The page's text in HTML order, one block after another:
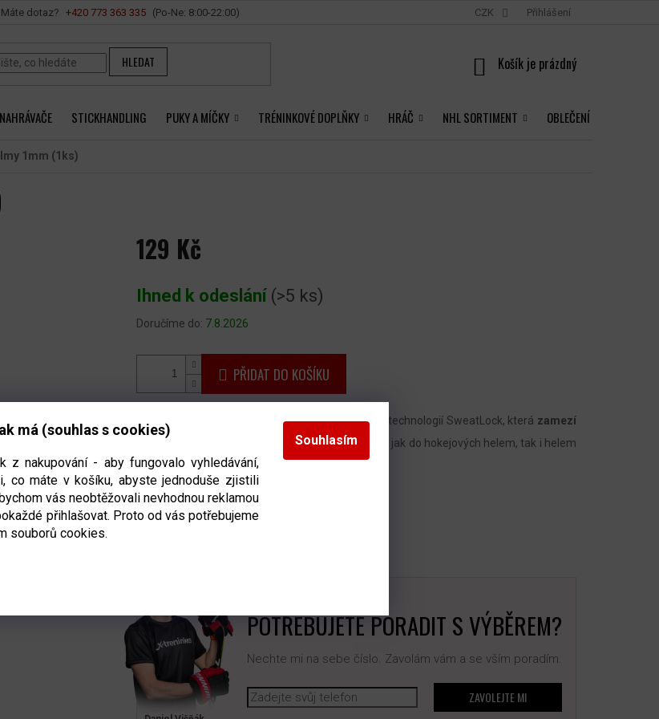
má (souhlas s cookies)
z nakupování - aby fungovalo vyhledávání,
co máte v košíku, abyste jednoduše zjistili
vás neobtěžovali nevhodnou reklamou
přihlašovat. Proto od vás potřebujeme
souborů cookies.
Souhlasím
+420 ‭773 363 335 CZK Přihlášení
HLEDAT
NÁKUPNÍ
NAHRÁVAČE STICKHANDLING PUKY A MÍČKY TRÉNINKOVÉ DOPLŇKY HRÁČ NHL SORTIMENT OBLEČENÍ
1mm (1ks)
129 Kč
cena:
Ihned k odeslání (>5 ks)
Doručíme do: 7.8.2026
PŘIDAT DO KOŠÍKU
Potítko NoSweat do helmy 1mm s patentovanou technologií SweatLock, která zamezí
. Potítko je možné dát jak do hokejových helem, tak i helem
na kolo, americký fotbal a dokonce i do kšiltovek.
Detailní informace
POTŘEBUJETE PORADIT S VÝBĚREM?
Nechte mi na sebe číslo. Zavolám vám a se vším poradím.
ZAVOLEJTE MI